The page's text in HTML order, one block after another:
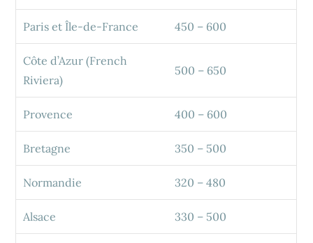
Paris et Île-de-France 450 – 600
Côte d’Azur (French
Riviera)
500 – 650
Provence 400 – 600
Bretagne 350 – 500
Normandie 320 – 480
Alsace 330 – 500